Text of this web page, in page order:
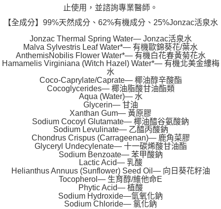
止使用，並諮詢專業醫師。
【全成分】99%天然成分、62%有機成分、25%Jonzac活泉水
Jonzac Thermal Spring Water— Jonzac活泉水
Malva Sylvestris Leaf Water*— 有機歐錦葵花/葉水
AnthemisNobilis Flower Water*— 有機白花春黃菊花水
Hamamelis Virginiana (Witch Hazel) Water*— 有機北美金縷梅
水
Coco-Caprylate/Caprate— 椰油醇辛酸酯
Cocoglycerides— 椰油脂酸甘油酯類
Aqua (Water)— 水
Glycerin— 甘油
Xanthan Gum— 黃原膠
Sodium Cocoyl Glutamate— 椰油醯谷氨酸鈉
Sodium Levulinate— 乙醯丙酸鈉
Chondrus Crispus (Carrageenan)— 鹿角菜膠
Glyceryl Undecylenate— 十一碳烯酸甘油酯
Sodium Benzoate— 苯甲酸鈉
Lactic Acid— 乳酸
Helianthus Annuus (Sunflower) Seed Oil— 向日葵花籽油
Tocopherol— 生育醇/維他命E
Phytic Acid— 植酸
Sodium Hydroxide—氫氧化鈉
Sodium Chloride— 氯化鈉